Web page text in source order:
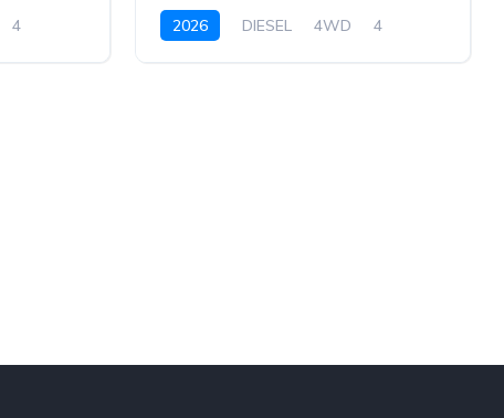
4
2026 DIESEL 4WD
4